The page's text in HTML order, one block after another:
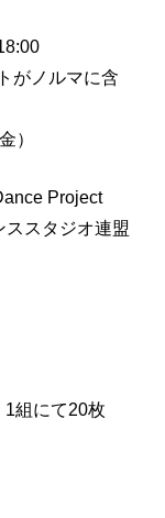
がノルマに含
）
Project
スタジオ連盟
組にて20枚